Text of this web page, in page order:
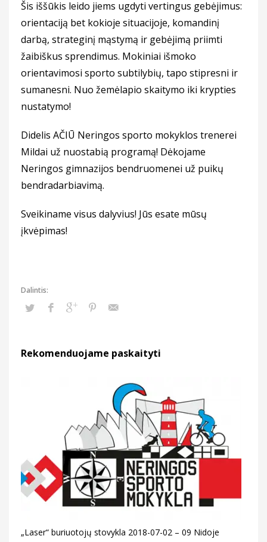
Šis iššūkis leido jiems ugdyti vertingus gebėjimus:
orientaciją bet kokioje situacijoje, komandinį
darbą, strateginį mąstymą ir gebėjimą priimti
žaibiškus sprendimus. Mokiniai išmoko
orientavimosi sporto subtilybių, tapo stipresni ir
sumanesni. Nuo žemėlapio skaitymo iki krypties
nustatymo!
Didelis AČIŪ Neringos sporto mokyklos trenerei
Mildai už nuostabią programą! Dėkojame
Neringos gimnazijos bendruomenei už puikų
bendradarbiavimą.
Sveikiname visus dalyvius! Jūs esate mūsų
įkvėpimas!
Rekomenduojame paskaityti
„Laser“ buriuotojų stovykla 2018-07-02 – 09 Nidoje